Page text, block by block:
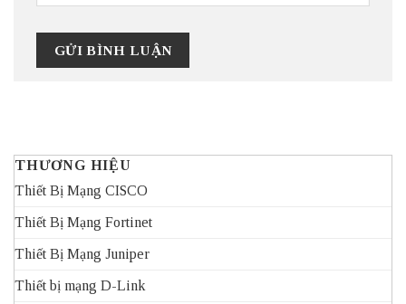
THƯƠNG HIỆU
Thiết Bị Mạng CISCO
Thiết Bị Mạng Fortinet
Thiết Bị Mạng Juniper
Thiết bị mạng D-Link